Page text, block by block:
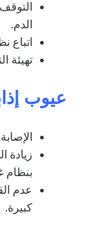
الدم.
اتباع
تهيئة
عيوب
زيادة
بنظام
عدم
كبيرة.